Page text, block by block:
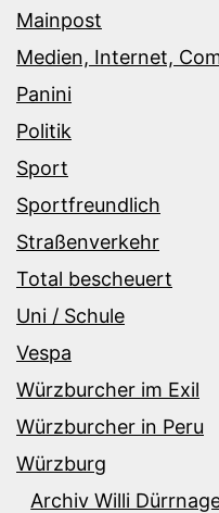
Mainpost
Medien, Internet,
Panini
Politik
Sport
Sportfreundlich
Straßenverkehr
Total bescheuert
Uni / Schule
Vespa
Würzburcher im Exil
Würzburcher in Peru
Würzburg
Archiv Willi